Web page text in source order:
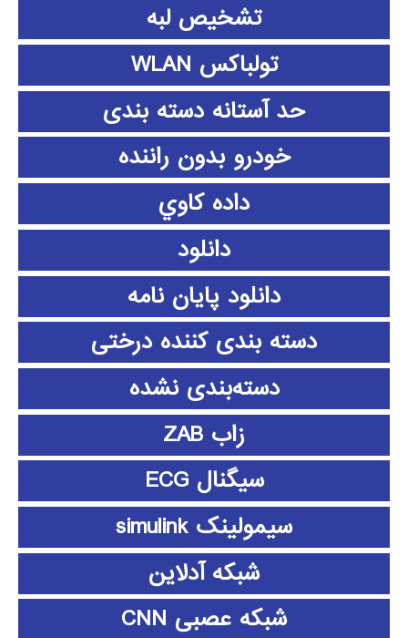
تشخیص لبه
تولباکس WLAN
حد آستانه دسته بندی
خودرو بدون راننده
داده كاوي
دانلود
دانلود پايان نامه
دسته بندی کننده درختی
دسته‌بندی نشده
زاب ZAB
سیگنال ECG
سیمولینک simulink
شبکه آدلاین
شبکه عصبی CNN